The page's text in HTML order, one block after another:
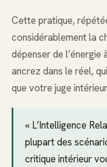
Cette pratique,
considérablement la
dépenser de l’énergie
ancrez dans le réel,
que votre juge
« L’Intelligence
plupart des
critique intérieur